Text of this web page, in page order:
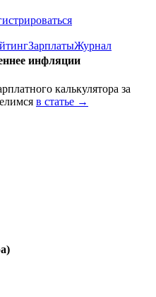
ЗарплатыЖурнал
инфляции
калькулятора за
в статье →